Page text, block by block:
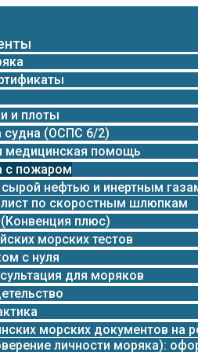
и плоты
судна (ОСПС 6/2)
медицинская помощь
с пожаром
нефтью и инертным
по скоростным шлюпкам
(Конвенция плюс)
морских тестов
с нуля
для моряков
морских документов на
личности моряка):